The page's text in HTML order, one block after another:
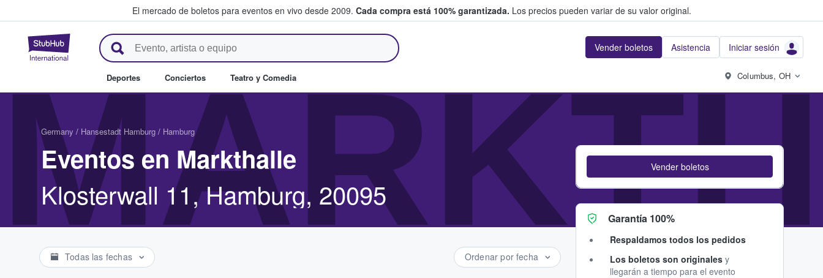
El mercado de boletos para eventos en vivo desde 2009. Cada compra está 100% garantizada. Los precios pueden variar de su valor original.
StubHub: donde los fans compran y venden boletos Vender boletos Asistencia Iniciar sesión
Deportes Conciertos Teatro y Comedia Columbus, OH
Germany / Hansestadt Hamburg / Hamburg
Eventos en Markthalle
Klosterwall 11, Hamburg, 20095
Todas las fechas Ordenar por fecha
Vender boletos
Garantía 100%
Respaldamos todos los pedidos
Los boletos son originales y
llegarán a tiempo para el evento